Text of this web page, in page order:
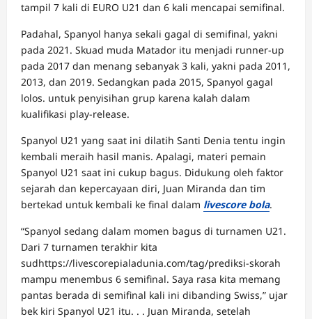
tampil 7 kali di EURO U21 dan 6 kali mencapai semifinal.
Padahal, Spanyol hanya sekali gagal di semifinal, yakni
pada 2021. Skuad muda Matador itu menjadi runner-up
pada 2017 dan menang sebanyak 3 kali, yakni pada 2011,
2013, dan 2019. Sedangkan pada 2015, Spanyol gagal
lolos. untuk penyisihan grup karena kalah dalam
kualifikasi play-release.
Spanyol U21 yang saat ini dilatih Santi Denia tentu ingin
kembali meraih hasil manis. Apalagi, materi pemain
Spanyol U21 saat ini cukup bagus. Didukung oleh faktor
sejarah dan kepercayaan diri, Juan Miranda dan tim
bertekad untuk kembali ke final dalam livescore bola.
“Spanyol sedang dalam momen bagus di turnamen U21.
Dari 7 turnamen terakhir kita
sudhttps://livescorepialadunia.com/tag/prediksi-skorah
mampu menembus 6 semifinal. Saya rasa kita memang
pantas berada di semifinal kali ini dibanding Swiss,” ujar
bek kiri Spanyol U21 itu. . . Juan Miranda, setelah